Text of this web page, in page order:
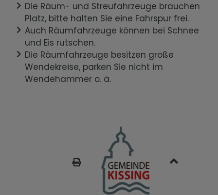
Die Räum- und Streufahrzeuge brauchen
Platz, bitte halten Sie eine Fahrspur frei.
Auch Räumfahrzeuge können bei Schnee
und Eis rutschen.
Die Räumfahrzeuge besitzen große
Wendekreise, parken Sie nicht im
Wendehammer o. ä.